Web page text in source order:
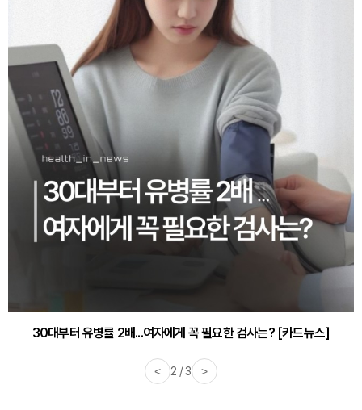
30대부터 유병률 2배...여자에게 꼭 필요한 검사는? [카드뉴스]
감기·독감 예방하고 면역력 높이는 4가지 영양제 [카드뉴스]
< 2 / 3 >